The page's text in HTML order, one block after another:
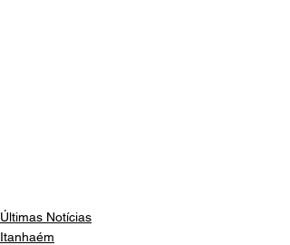
Últimas Notícias
Itanhaém